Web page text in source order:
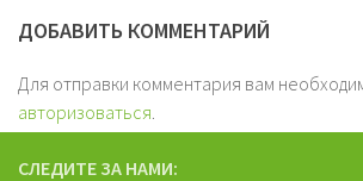
ДОБАВИТЬ КОММЕНТАРИЙ
Для отправки комментария вам
авторизоваться
СЛЕДИТЕ ЗА НАМИ: